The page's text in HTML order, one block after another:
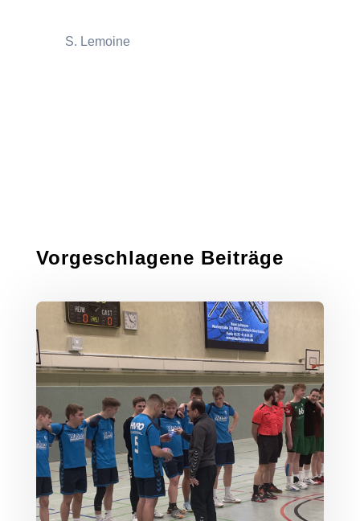
S. Lemoine
Vorgeschlagene Beiträge